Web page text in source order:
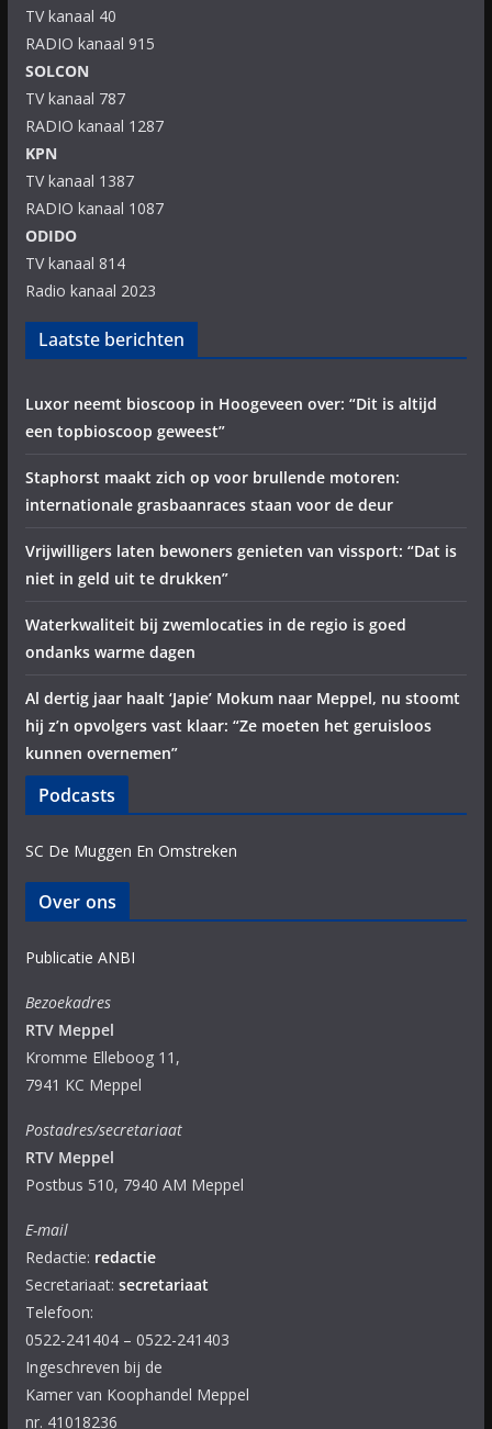
TV kanaal 40
RADIO kanaal 915
SOLCON
TV kanaal 787
RADIO kanaal 1287
KPN
TV kanaal 1387
RADIO kanaal 1087
ODIDO
TV kanaal 814
Radio kanaal 2023
Laatste berichten
Luxor neemt bioscoop in Hoogeveen over: “Dit is altijd
een topbioscoop geweest”
Staphorst maakt zich op voor brullende motoren:
internationale grasbaanraces staan voor de deur
Vrijwilligers laten bewoners genieten van vissport: “Dat is
niet in geld uit te drukken”
Waterkwaliteit bij zwemlocaties in de regio is goed
ondanks warme dagen
Al dertig jaar haalt ‘Japie’ Mokum naar Meppel, nu stoomt
hij z’n opvolgers vast klaar: “Ze moeten het geruisloos
kunnen overnemen”
Podcasts
SC De Muggen En Omstreken
Over ons
Publicatie ANBI
Bezoekadres
RTV Meppel
Kromme Elleboog 11,
7941 KC Meppel
Postadres/secretariaat
RTV Meppel
Postbus 510, 7940 AM Meppel
E-mail
Redactie: redactie
Secretariaat: secretariaat
Telefoon:
0522-241404 – 0522-241403
Ingeschreven bij de
Kamer van Koophandel Meppel
nr. 41018236